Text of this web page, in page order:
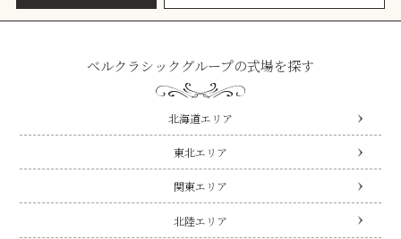
ベルクラシックグループの式場を探す
北海道エリア
東北エリア
関東エリア
北陸エリア